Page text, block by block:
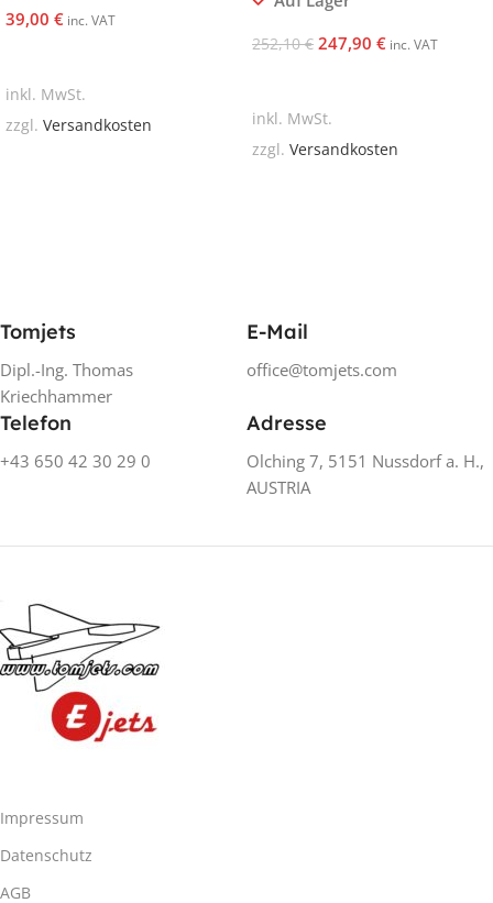
39,00 € inc. VAT
inkl. MwSt.
zzgl. Versandkosten
252,10€ 247,90 € inc. VAT
inkl. MwSt.
zzgl. Versandkosten
Tomjets
Dipl.-Ing. Thomas
Kriechhammer
E-Mail
office@tomjets.com
Telefon
+43 650 42 30 29 0
Adresse
Olching 7, 5151 Nussdorf a. H.,
AUSTRIA
Impressum
Datenschutz
AGB